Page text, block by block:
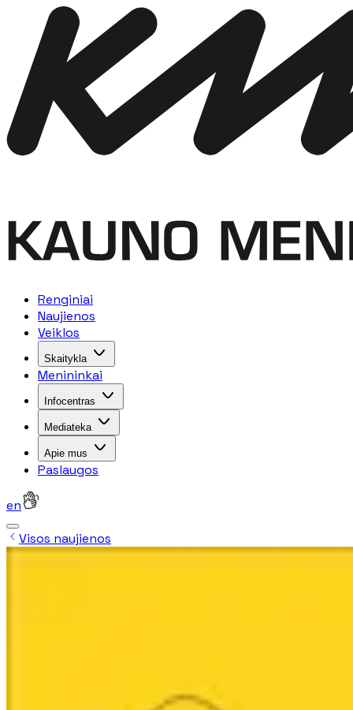
Renginiai
Naujienos
Veiklos
Skaitykla
Menininkai
Infocentras
Mediateka
Apie mus
Paslaugos
en
Visos naujienos